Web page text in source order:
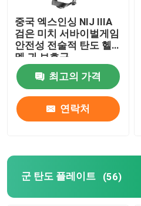
공장 투어
품질 관리
뉴스
인용 을 요청 하십시오
군 전술적 웨어
군 전술적 방탄 조끼
중국 엑스인싱 NIJ IIIA
검은 미치 서바이벌게임
안전성 전술적 탄도 헬
멧 귀 보호구
최고의 가격
연락처
군 탄도 플레이트 (56)